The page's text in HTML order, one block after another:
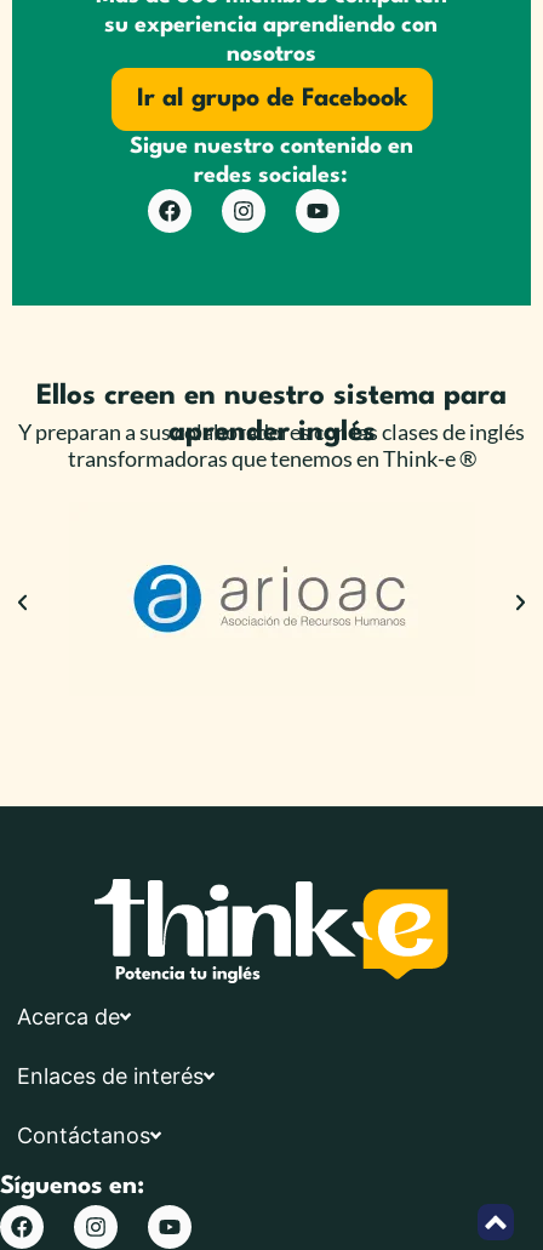
su experiencia aprendiendo con
nosotros
Ir al grupo de Facebook
Sigue nuestro contenido en
redes sociales:
Ellos creen en nuestro sistema para
aprender inglés
Y preparan a sus colaboradores con las clases de inglés
transformadoras que tenemos en Think-e ®
Acerca de
Enlaces de interés
Contáctanos
Síguenos en: